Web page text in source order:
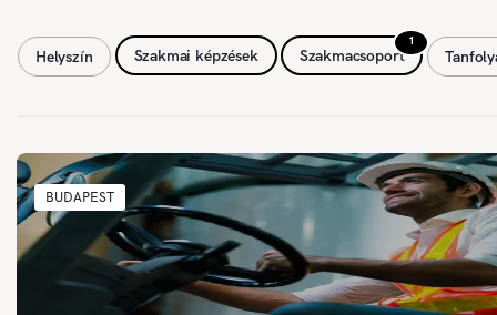
Helyszín Szakmai képzések
1
Szakmacsoport
BUDAPEST